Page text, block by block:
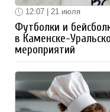
12:07 | 21 июля
Футболки и
в Каменске-
мероприятий